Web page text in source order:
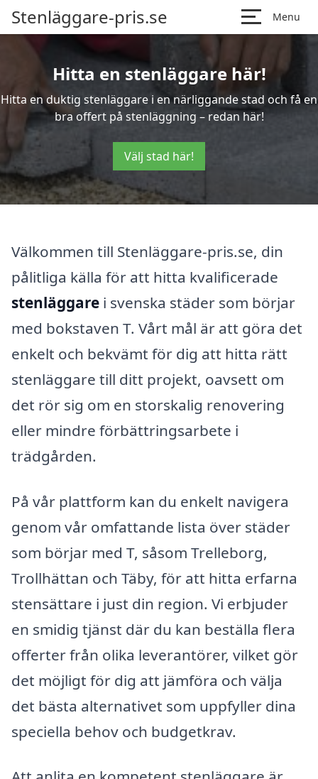
Stenläggare-pris.se Menu
Hitta en stenläggare här!
Hitta en duktig stenläggare i en närliggande stad och få en
bra offert på stenläggning – redan här!
Välj stad här!
Välkommen till Stenläggare-pris.se, din
pålitliga källa för att hitta kvalificerade
stenläggare i svenska städer som börjar
med bokstaven T. Vårt mål är att göra det
enkelt och bekvämt för dig att hitta rätt
stenläggare till ditt projekt, oavsett om
det rör sig om en storskalig renovering
eller mindre förbättringsarbete i
trädgården.
På vår plattform kan du enkelt navigera
genom vår omfattande lista över städer
som börjar med T, såsom Trelleborg,
Trollhättan och Täby, för att hitta erfarna
stensättare i just din region. Vi erbjuder
en smidig tjänst där du kan beställa flera
offerter från olika leverantörer, vilket gör
det möjligt för dig att jämföra och välja
det bästa alternativet som uppfyller dina
speciella behov och budgetkrav.